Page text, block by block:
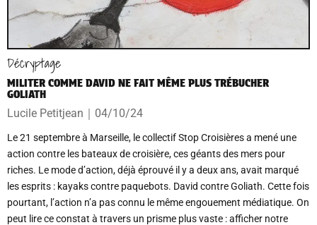
aux actions militantes radicales de retrouver la place qu’elles méritent
sur la scène médiatique.
Décryptage
MILITER COMME DAVID NE FAIT MÊME PLUS TRÉBUCHER
GOLIATH
Lucile Petitjean ｜ 04/10/24
Le 21 septembre à Marseille, le collectif Stop Croisières a mené une
action contre les bateaux de croisière, ces géants des mers pour
riches. Le mode d’action, déjà éprouvé il y a deux ans, avait marqué
les esprits : kayaks contre paquebots. David contre Goliath. Cette fois
pourtant, l’action n’a pas connu le même engouement médiatique. On
peut lire ce constat à travers un prisme plus vaste : afficher notre